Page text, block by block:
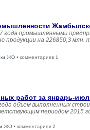
года промышленными
продукции на 226850,3
ЖО • комментариев 1
работ за январь-
объем выполненных
периодом 2015
ЖО • комментариев 2